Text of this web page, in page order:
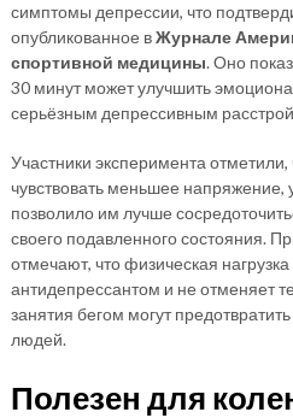
симптомы депрессии, что
опубликованное вЖурнале
спортивной медицины. Оно
30 минут может улучшить
серьёзным депрессивным
Участники эксперимента
чувствовать меньшее напряжение,
позволило им лучше
своего подавленного состояния.
отмечают, что физическая
антидепрессантом и не отменяет
занятия бегом могут
людей.
Полезен для